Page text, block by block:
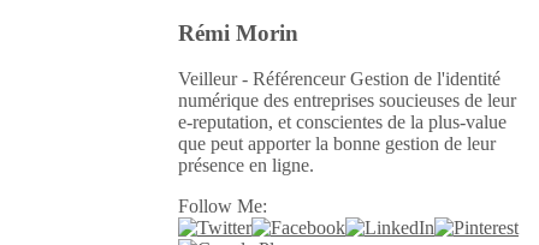
Rémi Morin
Veilleur - Référenceur Gestion de l'identité
numérique des entreprises soucieuses de leur
e-reputation, et conscientes de la plus-value
que peut apporter la bonne gestion de leur
présence en ligne.
Follow Me: